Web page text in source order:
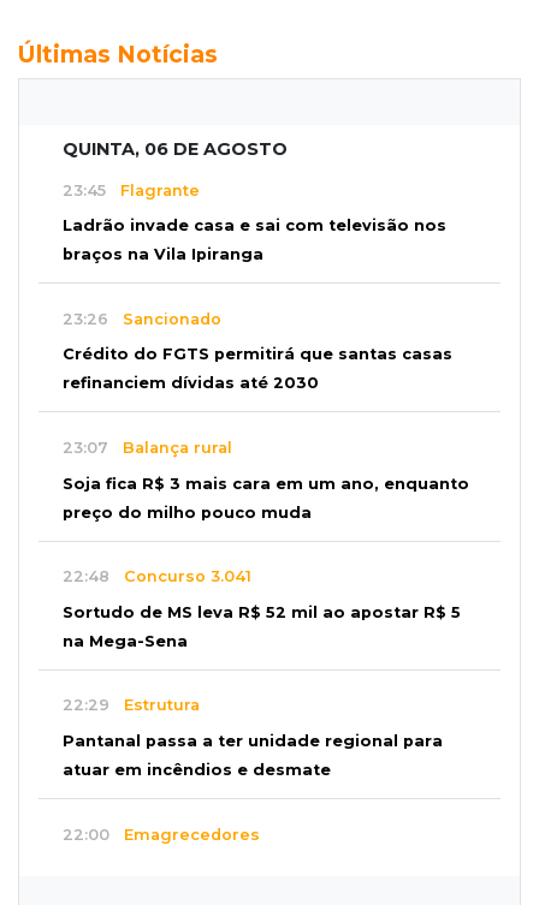
Últimas Notícias
QUINTA, 06 DE AGOSTO
23:45 Flagrante
Ladrão invade casa e sai com televisão nos
braços na Vila Ipiranga
23:26 Sancionado
Crédito do FGTS permitirá que santas casas
refinanciem dívidas até 2030
23:07 Balança rural
Soja fica R$ 3 mais cara em um ano, enquanto
preço do milho pouco muda
22:48 Concurso 3.041
Sortudo de MS leva R$ 52 mil ao apostar R$ 5
na Mega-Sena
22:29 Estrutura
Pantanal passa a ter unidade regional para
atuar em incêndios e desmate
22:00 Emagrecedores